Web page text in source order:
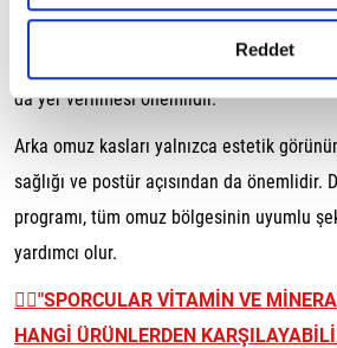
gerçekleştirilen veri işleme
detaylı bilgi almak için lütfenReddet
gibi egzersizler arka omuz gelişimini
Programlarda yalnızca ön ve yan
da yer verilmesi önemlidir.
Arka omuz kasları yalnızca estetik
sağlığı ve postür açısından da önemlidir.
programı, tüm omuz bölgesinin uyumlu
yardımcı olur.
👉🏼"SPORCULAR VİTAMİN VE
HANGİ ÜRÜNLERDEN